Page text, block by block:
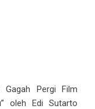
Pergi Film
oleh Edi Sutarto